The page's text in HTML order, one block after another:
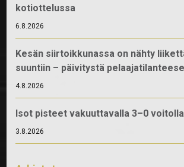
kotiottelussa
6.8.2026
Kesän siirtoikkunassa on nähty
suuntiin – päivitystä
4.8.2026
Isot pisteet vakuuttavalla 3–0
3.8.2026